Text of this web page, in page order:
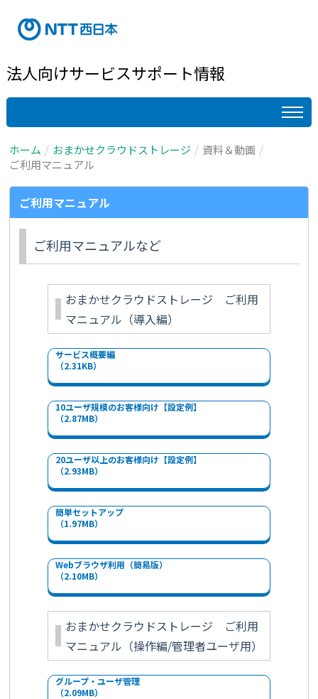
法人向けサービスサポート情報
ホーム おまかせクラウドストレージ
資料＆動画
ご利用マニュアル
ご利用マニュアル
ご利用マニュアルなど
おまかせクラウドストレージ ご利用
マニュアル（導入編）
サービス概要編
（2.31KB）
10ユーザ規模のお客様向け【設定例】
（2.87MB）
20ユーザ以上のお客様向け【設定例】
（2.93MB）
簡単セットアップ
（1.97MB）
Webブラウザ利用（簡易版）
（2.10MB）
おまかせクラウドストレージ ご利用
マニュアル（操作編/管理者ユーザ用）
グループ・ユーザ管理
（2.09MB）